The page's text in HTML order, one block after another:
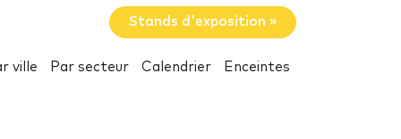
Stands d'exposition »
ville Par secteur Calendrier Enceintes